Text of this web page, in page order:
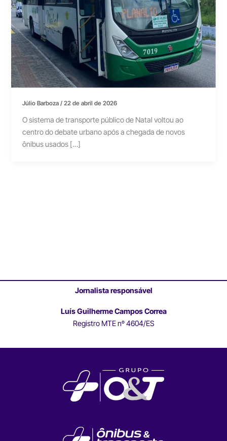
Júlio Barboza/22 de abril de 2026
O sistema de transporte público de Natal voltou ao
centro do debate urbano após a chegada de novos
ônibus usados […]
Jornalista responsável
Luís Guilherme Campos Correa
Registro MTE nº 4604/ES